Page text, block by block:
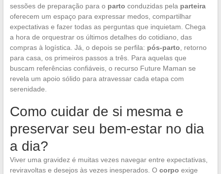
sessões de preparação para o parto conduzidas pela parteira
oferecem um espaço para expressar medos, compartilhar
expectativas e fazer todas as perguntas que inquietam. Chega
a hora de orquestrar os últimos detalhes do cotidiano, das
compras à logística. Já, o depois se perfila: pós-parto , retorno
para casa, os primeiros passos a três. Para aquelas que
buscam referências confiáveis, o recurso Future Maman se
revela um apoio sólido para atravessar cada etapa com
serenidade.
Como cuidar de si mesma e
preservar seu bem-estar no dia
a dia?
Viver uma gravidez é muitas vezes navegar entre expectativas,
reviravoltas e desejos às vezes inesperados. O corpo exige